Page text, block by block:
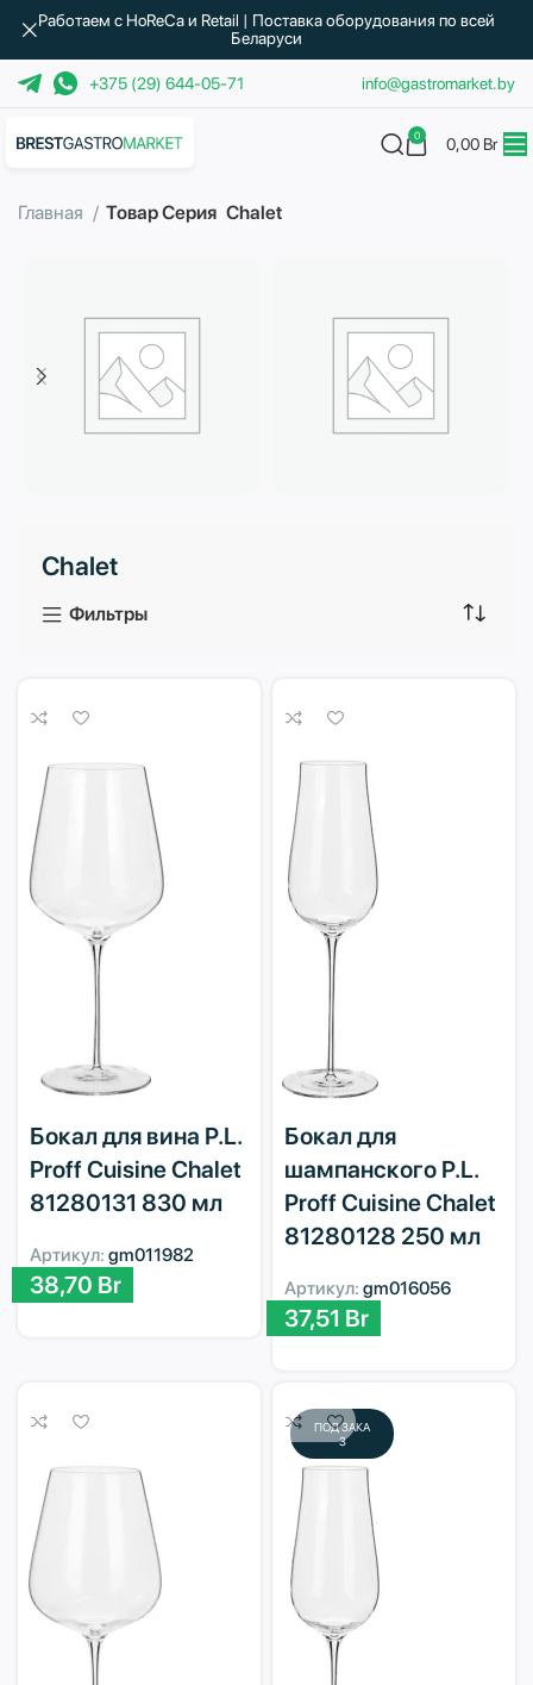
+375 (29) 644-05-71 info@gastromarket.by
0 0,00 Br
Главная Товар Серия Chalet
3 продукта
Chalet
Фильтры
Бокал для вина P.L.
Proff Cuisine Chalet
81280131 830 мл
Артикул: gm011982
38,70 Br
Бокал для
шампанского P.L.
Proff Cuisine Chalet
81280128 250 мл
Артикул: gm016056
37,51 Br
ПОД ЗАКА
З
Работаем с HoReCa и Retail | Поставка оборудования по всей
Беларуси